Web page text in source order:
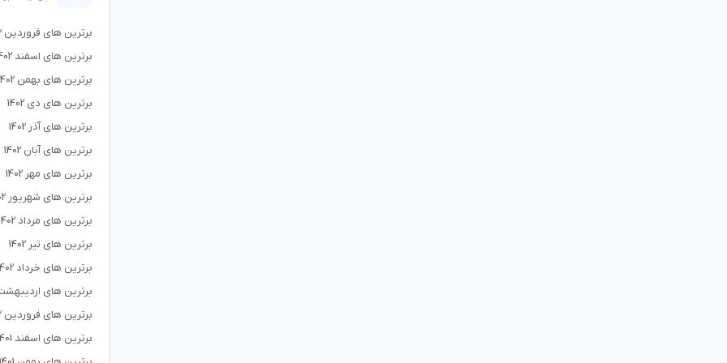
برترین های فروردین 1403
برترین های اسفند 1402
برترین های بهمن 1402
برترین های دی 1402
برترین های آذر 1402
برترین های آبان 1402
برترین های مهر 1402
برترین های شهریور 1402
برترین های مرداد 1402
برترین های تیر 1402
برترین های خرداد 1402
برترین های اردیبهشت
برترین های فروردین 1402
برترین های اسفند 1401